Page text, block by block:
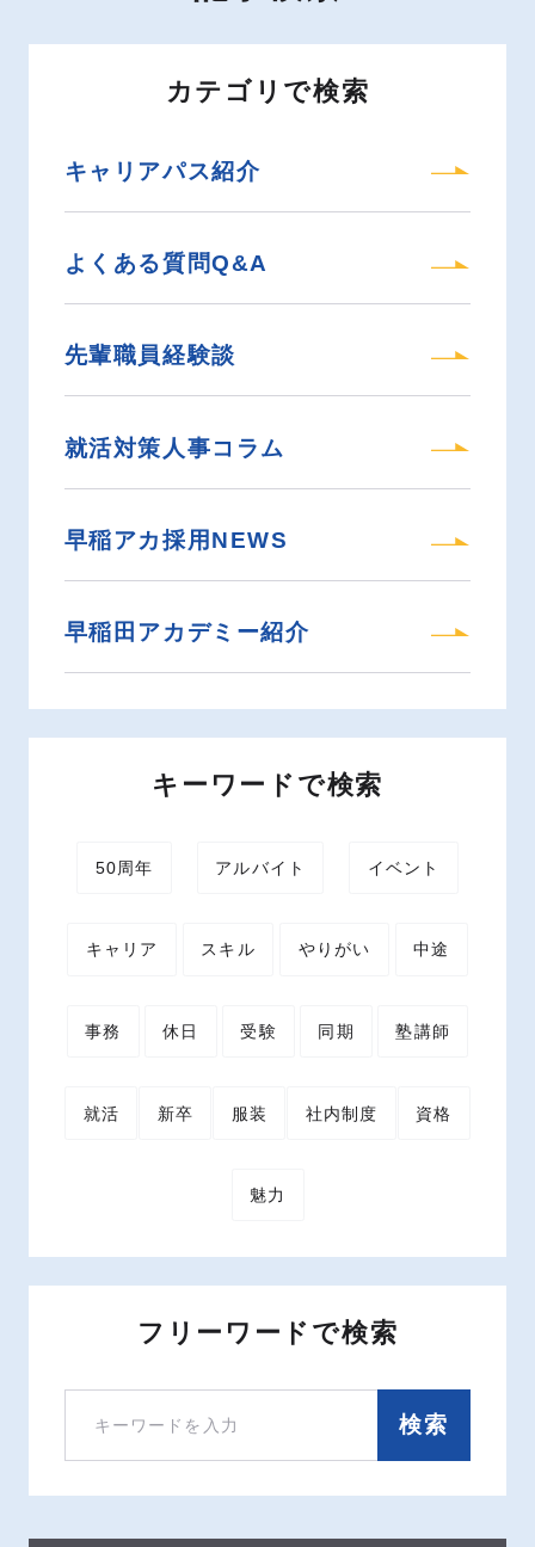
カテゴリで検索
キャリアパス紹介
よくある質問Q&A
先輩職員経験談
就活対策人事コラム
早稲アカ採用NEWS
早稲田アカデミー紹介
キーワードで検索
50周年 アルバイト イベント
キャリア スキル やりがい 中途
事務 休日 受験 同期 塾講師
就活 新卒 服装 社内制度 資格
魅力
フリーワードで検索
検索